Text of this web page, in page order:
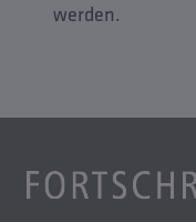
werden.